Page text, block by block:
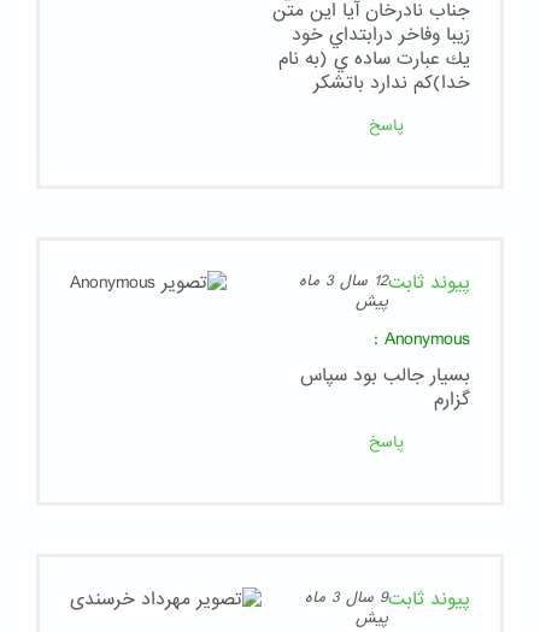
جناب نادرخان آيا اين متن
زيبا وفاخر درابتداي خود
يك عبارت ساده ي (به نام
خدا)كم ندارد باتشكر
پاسخ
پیوند ثابت
12 سال 3 ماه
پیش
Anonymous
:
بسيار جالب بود سپاس
گزارم
پاسخ
پیوند ثابت
9 سال 3 ماه
پیش